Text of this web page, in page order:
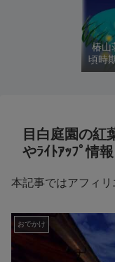
椿山
頃時
目白庭園の紅
やﾗｲﾄｱｯﾌﾟ情
本記事ではアフィ
おでかけ